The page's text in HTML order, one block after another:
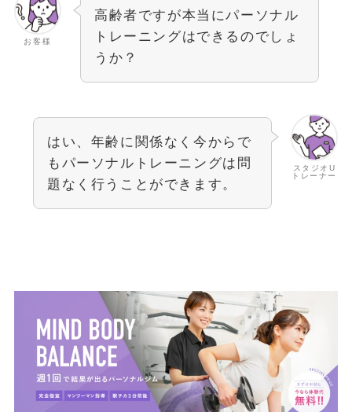
お客様
高齢者ですが本当にパーソナル
トレーニングはできるのでしょ
うか？
スタジオU
トレーナー
はい、年齢に関係なく今からで
もパーソナルトレーニングは問
題なく行うことができます。